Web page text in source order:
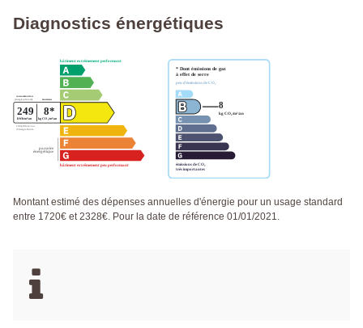
Diagnostics énergétiques
Montant estimé des dépenses annuelles d'énergie pour un usage standard
entre 1720€ et 2328€. Pour la date de référence 01/01/2021.